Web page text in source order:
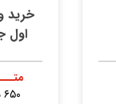
اول
۶۵۰ متر